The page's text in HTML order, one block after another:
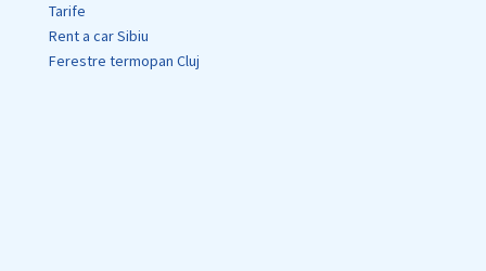
Tarife
Rent a car Sibiu
Ferestre termopan Cluj